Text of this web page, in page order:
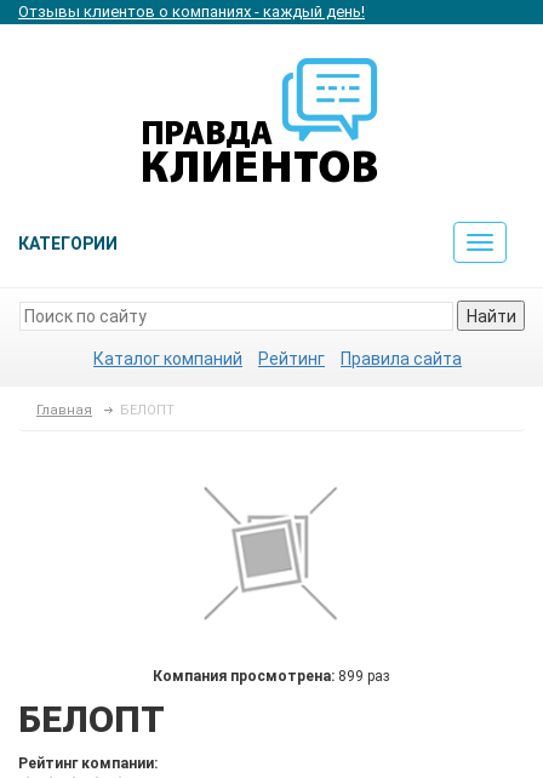
Отзывы клиентов о компаниях - каждый день!
КАТЕГОРИИ
Toggle
Найти
Каталог компаний Рейтинг Правила сайта
Главная БЕЛОПТ
Компания просмотрена: 899 раз
БЕЛОПТ
Рейтинг компании: